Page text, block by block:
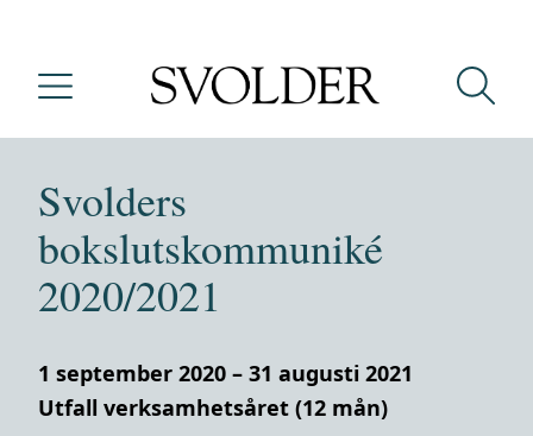
Svolders
bokslutskommuniké
2020/2021
1 september 2020 – 31 augusti 2021
Utfall verksamhetsåret (12 mån)